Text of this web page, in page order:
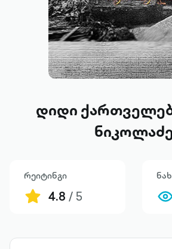
დიდი
რეიტინგი
4.8 / 5